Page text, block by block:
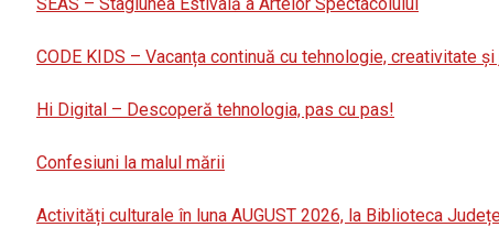
SEAS – Stagiunea Estivală a Artelor Spectacolului
CODE KIDS – Vacanța continuă cu tehnologie, creativitate și
Hi Digital – Descoperă tehnologia, pas cu pas!
Confesiuni la malul mării
Activități culturale în luna AUGUST 2026, la Biblioteca